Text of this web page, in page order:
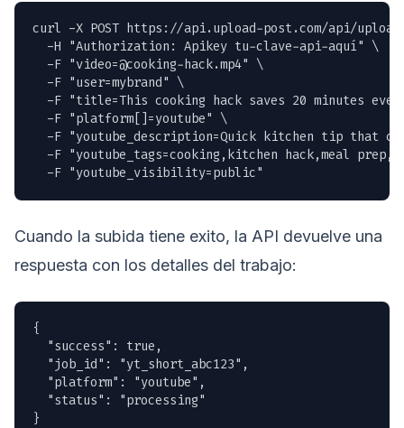
curl -X POST https://api.upload-post.com/api/
  -H "Authorization: Apikey tu-clave-api-aquí" \
  -F "
video=@cooking-hack.mp4" \
  -F "user=mybrand" \
-F "title=This cooking hack saves 20 minutes
  -F "platform[]=youtube" \
-F "youtube_description=Quick kitchen tip that
-F "youtube_tags=cooking,kitchen hack,meal
  -F "youtube_visibility=public"
Cuando la subida tiene exito, la API devuelve una
respuesta con los detalles del trabajo:
{
  "success": true,
  "job_id": "yt_short_abc123",
  "platform": "youtube",
  "status": "processing"
}